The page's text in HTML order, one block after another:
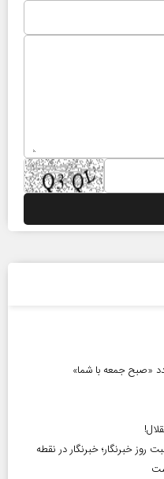
«صبح جمعه با شما»
روز خبرنگار؛ خبرنگار در نقطه